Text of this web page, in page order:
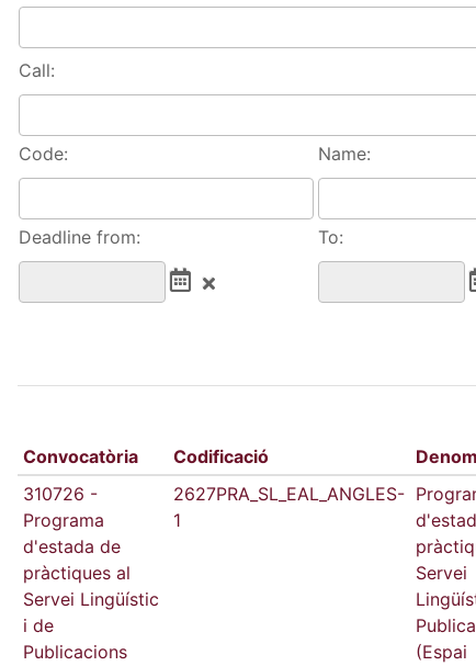
Call:
Code: Name:
Deadline from: To:
Convocatòria Codificació
310726 -
Programa
d'estada de
pràctiques al
Servei Lingüístic
i de
Publicacions
2627PRA_SL_EAL_ANGLES-
1
Servei
(Espai